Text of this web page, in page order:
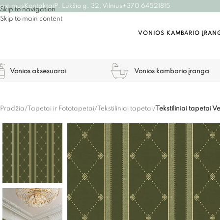
Skip to navigation
Skip to main content
mus Kontaktai P. Lukšio g. 32, Vilnius +370 64521815
VONIOS KAMBARIO
Vonios aksesuarai Vonios kambario įranga
Pradžia/ Tapetai ir Fototapetai/ Tekstiliniai tapetai/ Tekstiliniai tapetai